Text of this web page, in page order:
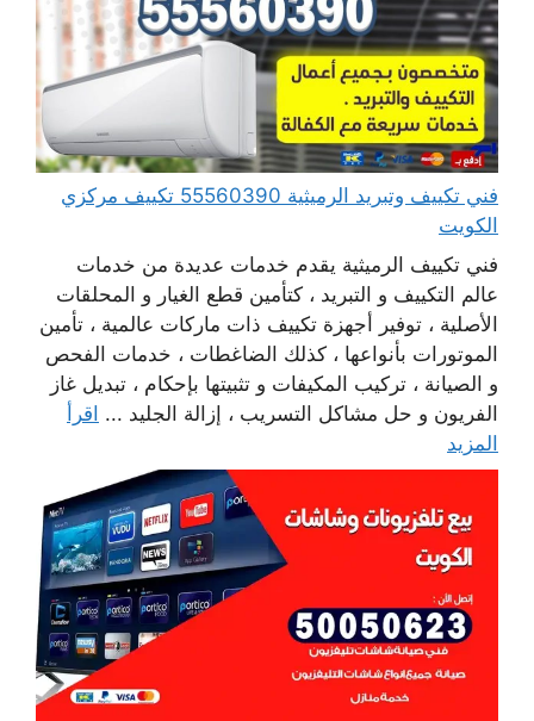
فني تكييف وتبريد الرميثية 55560390 تكييف مركزي
الكويت
فني تكييف الرميثية يقدم خدمات عديدة من خدمات
عالم التكييف و التبريد ، كتأمين قطع الغيار و المحلقات
الأصلية ، توفير أجهزة تكييف ذات ماركات عالمية ، تأمين
الموتورات بأنواعها ، كذلك الضاغطات ، خدمات الفحص
و الصيانة ، تركيب المكيفات و تثبيتها بإحكام ، تبديل غاز
الفريون و حل مشاكل التسريب ، إزالة الجليد ... اقرأ
المزيد